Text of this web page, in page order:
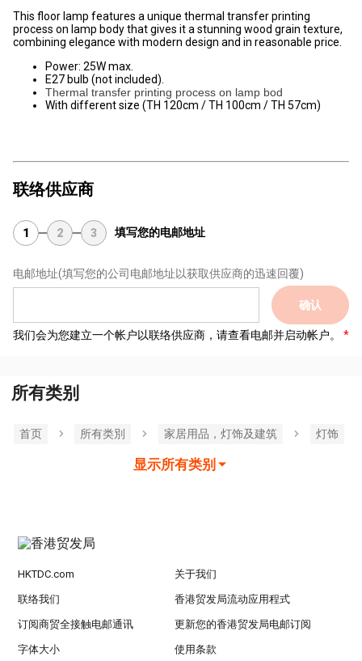
This floor lamp features a unique thermal transfer printing
process on lamp body that gives it a stunning wood grain texture,
combining elegance with modern design and in reasonable price.
Power: 25W max.
E27 bulb (not included).
Thermal transfer printing process on lamp bod
With different size (TH 120cm / TH 100cm / TH 57cm)
联络供应商
1 2 3 填写您的电邮地址
电邮地址(填写您的公司电邮地址以获取供应商的迅速回覆)
确认
我们会为您建立一个帐户以联络供应商，请查看电邮并启动帐户。
所有类别
首页 所有类別 家居用品，灯饰及建筑 灯饰
显示所有类别
HKTDC.com 关于我们
联络我们 香港贸发局流动应用程式
订阅商贸全接触电邮通讯 更新您的香港贸发局电邮订阅
字体大小 使用条款